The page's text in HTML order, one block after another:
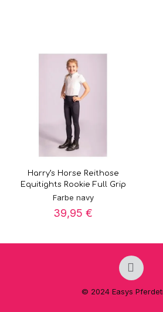
Harry’s Horse Reithose
Equitights Rookie Full Grip
Farbe navy
39,95€
© 2024 Easys